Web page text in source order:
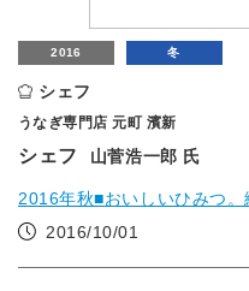
2016 冬
シェフ
うなぎ専門店 元町 濱新
シェフ 山菅浩一郎 氏
2016年秋■おいしいひみつ。
2016/10/01